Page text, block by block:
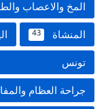
المخ والاعصاب
المنشاة 43
تونس
جراحة العظام